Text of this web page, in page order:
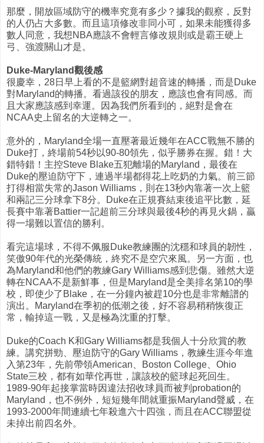
那麼，開放區域防守的機率究竟有多少？據我的觀察，反對
的人仍占大多數。而且這項修改非同小可，如果未能獲得多
數人同意，我想NBA應該不會輕言修改規則或是霸王硬上
弓、強渡關山才是。
Duke-Maryland觀後感
很慶幸，28日早上看的不是籃網對超音速的轉播，而是Duke
對Maryland的轉播。看過該役的朋友，應該也會有同感。而
且大家應該感到幸運。因為我們所看到的，絕對是會在
NCAA史上留名的大逆轉之一。
意外的，Maryland全場一直壓著最近幾年在ACC戰無不勝的
Duke打，終場前54秒以90-80領先，似乎勝券在握。錯！大
錯特錯！主控Steve Blake五犯離場的Maryland，最後在
Duke的壓迫防守下，連過半場都得花上吃奶的力氣。前三節
打得相當失常的Jason Williams，則在13秒內靠著一次上籃
和兩記三分球拿下8分。Duke在正規賽結束後追平比數，延
長賽中靠著Battier一記超前三分球與最後4秒的再見火鍋，贏
得一場難以置信的勝利。
看完這場球，不得不佩服Duke教練團的沈穩和球員的韌性，
笑傲90年代的光榮傳統，終究不是空穴來風。另一方面，也
為Maryland和他們的教練Gary Williams感到悲傷。雖然大逆
轉在NCAA不是新鮮事，但是Maryland是全美排名第10的學
校，即使少了Blake，在一分鐘內被趕10分也是非常離譜的
演出。Maryland在季初的低潮之後，好不容易稍稍恢復正
常，輸掉這一戰，又是極為沈重的打擊。
Duke的Coach K和Gary Williams都是我個人十分欣賞的教
練。講究拼勁、壓迫防守的Gary Williams，教練生涯今年進
入第23年，先前帶領American、Boston College、Ohio
State三校，都有如華佗再世，讓該校的籃球起死回生。
1989-90年起接掌當時因違法招收球員而被判probation的
Maryland，也不例外，短短幾年間就重振Maryland聲威，在
1993-2000年間連續七年殺進六十四強，而且在ACC聯盟從
未掉出前四名外。